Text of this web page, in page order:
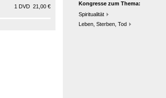
1 DVD 21,00 €
Kongresse zum Thema:
Spiritualität
Leben, Sterben, Tod